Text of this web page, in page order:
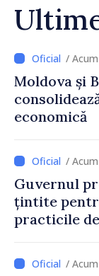
/
Moldova și
economică
/
Guvernul
țintite
practicile
/